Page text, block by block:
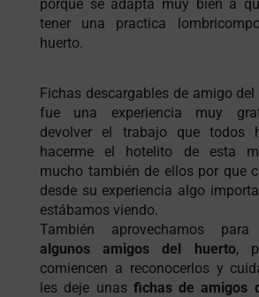
porque se adapta muy bien a
tener una practica
huerto.
Fichas descargables de amigo del
fue una experiencia muy
devolver el trabajo que todos
hacerme el hotelito de esta
mucho también de ellos por que
desde su experiencia algo
estábamos viendo.
También aprovechamos
algunos amigos del huerto,
comiencen a reconocerlos y
les deje unas fichas de amigos